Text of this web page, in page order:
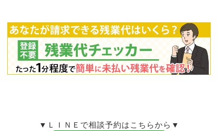
▼ＬＩＮＥで相談予約はこちらから▼